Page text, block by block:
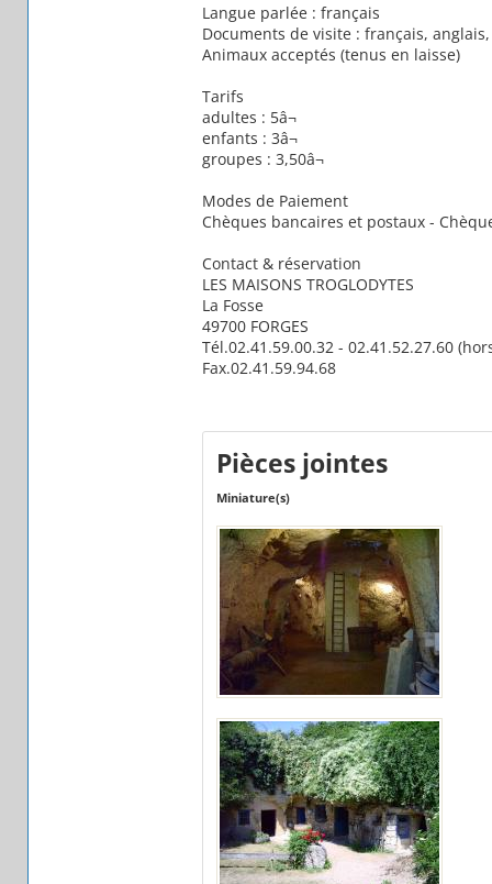
Langue parlée : français
Documents de visite : français,
Animaux acceptés (tenus en laisse)
Tarifs
adultes : 5â¬
enfants : 3â¬
groupes : 3,50â¬
Modes de Paiement
Chèques bancaires et postaux -
Contact & réservation
LES MAISONS TROGLODYTES
La Fosse
49700 FORGES
Tél.02.41.59.00.32 - 02.41.52.27.60
Fax.02.41.59.94.68
Pièces jointes
Miniature(s)